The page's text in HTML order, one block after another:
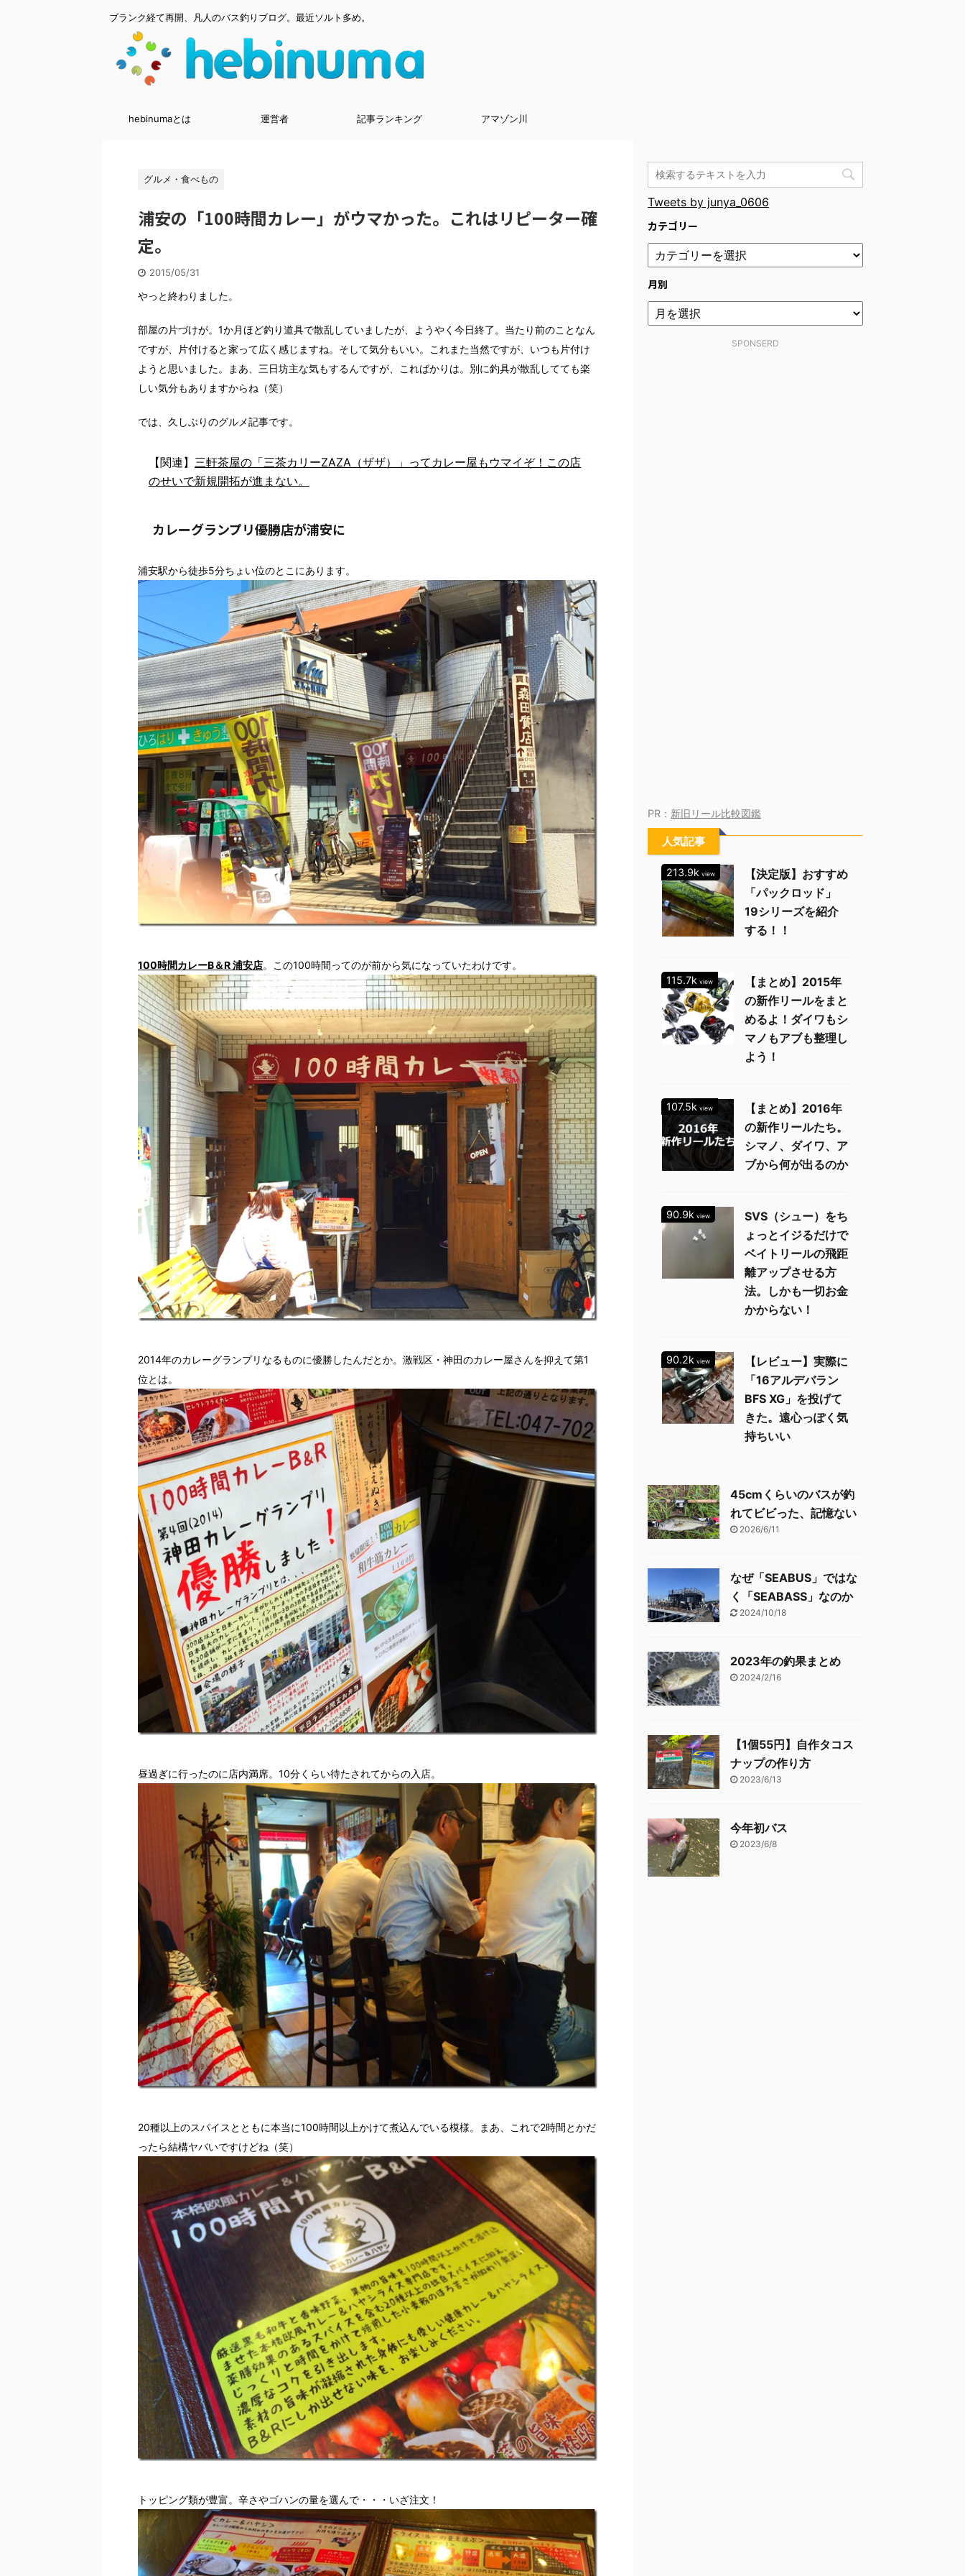
ブランク経て再開、凡人のバス釣りブログ。最近ソルト多め。
hebinumaとは 運営者 記事ランキング アマゾン川
グルメ・食べもの
浦安の「100時間カレー」がウマかった。これはリピーター確
定。
2015/05/31
やっと終わりました。
部屋の片づけが。1か月ほど釣り道具で散乱していましたが、ようやく今日終了。当たり前のことなん
ですが、片付けると家って広く感じますね。そして気分もいい。これまた当然ですが、いつも片付け
ようと思いました。まあ、三日坊主な気もするんですが、こればかりは。別に釣具が散乱してても楽
しい気分もありますからね（笑）
では、久しぶりのグルメ記事です。
【関連】 三軒茶屋の「三茶カリーZAZA（ザザ）」ってカレー屋もウマイぞ！この店
のせいで新規開拓が進まない。
カレーグランプリ優勝店が浦安に
浦安駅から徒歩5分ちょい位のとこにあります。
100時間カレーB＆R 浦安店。この100時間ってのが前から気になっていたわけです。
2014年のカレーグランプリなるものに優勝したんだとか。激戦区・神田のカレー屋さんを抑えて第1
位とは。
昼過ぎに行ったのに店内満席。10分くらい待たされてからの入店。
20種以上のスパイスとともに本当に100時間以上かけて煮込んでいる模様。まあ、これで2時間とかだ
ったら結構ヤバいですけどね（笑）
トッピング類が豊富。辛さやゴハンの量を選んで・・・いざ注文！
Tweets by junya_0606
カテゴリー
月別
SPONSERD
PR： 新旧リール比較図鑑
人気記事
213.9k view
【決定版】おすすめ
「パックロッド」
19シリーズを紹介
する！！
115.7k view
【まとめ】2015年
の新作リールをまと
めるよ！ダイワもシ
マノもアブも整理し
よう！
107.5k view
【まとめ】2016年
の新作リールたち。
シマノ、ダイワ、ア
ブから何が出るのか
90.9k view
SVS（シュー）をち
ょっとイジるだけで
ベイトリールの飛距
離アップさせる方
法。しかも一切お金
かからない！
90.2k view
【レビュー】実際に
「16アルデバラン
BFS XG」を投げて
きた。遠心っぽく気
持ちいい
45cmくらいのバスが釣
れてビビった、記憶ない
2026/6/11
なぜ「SEABUS」ではな
く「SEABASS」なのか
2024/10/18
2023年の釣果まとめ
2024/2/16
【1個55円】自作タコス
ナップの作り方
2023/6/13
今年初バス
2023/6/8